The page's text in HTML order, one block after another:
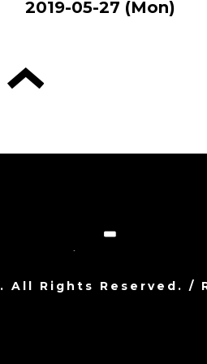
2019-05-27 (Mon)
. All Rights Reserved. /